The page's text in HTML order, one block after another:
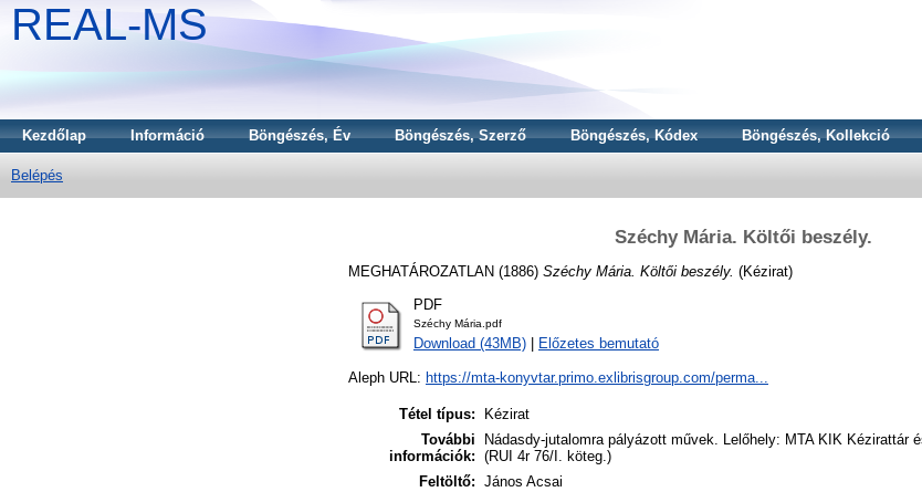
REAL-MS
Kezdőlap Információ Böngészés, Év Böngészés, Szerző Böngészés, Kódex Böngészés, Kollekció
Belépés
Széchy Mária. Költői beszély.
MEGHATÁROZATLAN (1886) Széchy Mária. Költői beszély. (Kézirat)
PDF
Széchy Mária.pdf
Download (43MB) Előzetes bemutató
Aleph URL: https://mta-konyvtar.primo.exlibrisgroup.com/perma...
Tétel típus:
Kézirat
További
információk:
Nádasdy-jutalomra pályázott művek. Lelőhely: MTA KIK Kézirattár
(RUI 4r 76/I. köteg.)
Feltöltő: János Acsai